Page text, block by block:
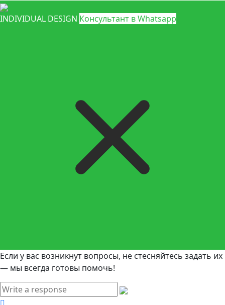
INDIVIDUAL DESIGN Консультант в Whatsapp
Если у вас возникнут вопросы, не стесняйтесь задать их
— мы всегда готовы помочь!